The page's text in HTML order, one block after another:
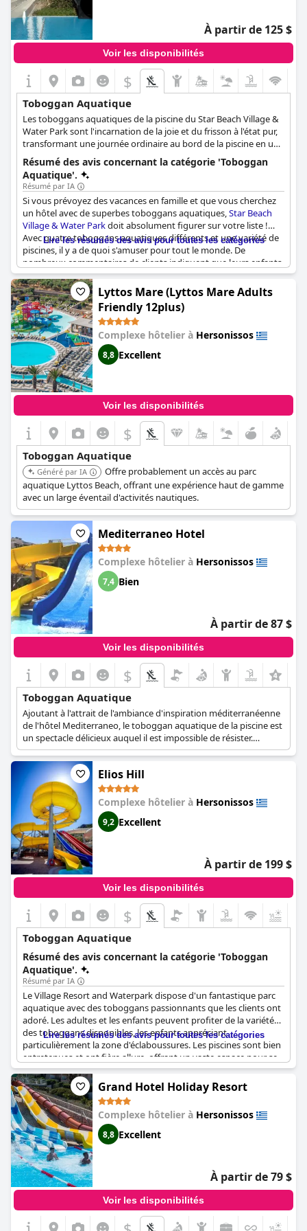
de tous âges. Avec un tel éventail d'activités amusantes, vous ne
voudrez jamais partir. Venez découvrir les toboggans
aquatiques et les installations de premier ordre de ce
magnifique complexe.
À partir de 125 $
Voir les disponibilités
$
Toboggan Aquatique
Les toboggans aquatiques de la piscine du Star Beach Village &
Water Park sont l'incarnation de la joie et du frisson à l'état pur,
transformant une journée ordinaire au bord de la piscine en une
escapade passionnante. Des toboggans à grande vitesse avec
des descentes abruptes qui font battre le cœur aux toboggans
plus doux qui offrent une descente tranquille, il y en a pour tous
les goûts. Le parc dispose également d'un bateau pirate, avec
ses propres toboggans, qui combine l'excitation du jeu
imaginatif avec le frisson de la glissade dans la piscine fraîche et
accueillante. Chaque descente de ces toboggans provoque non
seulement des rires et des cris de joie, mais aussi l'envie de
remonter et de recommencer. Que vous soyez à la recherche
d'une poussée d'adrénaline ou d'une expérience plus douce, les
toboggans aquatiques du Star Beach Village & Water Park vous
promettent une expérience inoubliable.
Résumé des avis concernant la catégorie 'Toboggan
Aquatique'.
Résumé par IA
Si vous prévoyez des vacances en famille et que vous cherchez
un hôtel avec de superbes toboggans aquatiques,Star Beach
Village & Water Parkdoit absolument figurer sur votre liste !
Avec quatre toboggans aquatiques différents et une variété de
piscines, il y a de quoi s'amuser pour tout le monde. De
nombreux commentaires de clients indiquent que leurs enfants
ont adoré les toboggans aquatiques et les parcs d'attractions,
tandis que les parents ont apprécié la multitude d'installations
et d'activités disponibles pour les enfants. Que vous jouiez au
volley-ball aquatique, que vous nagiez dans l'une des
nombreuses piscines ou que vous vous détendiez simplement
sur une chaise longue, le parc aquatique de cet hôtel a tout
pour plaire !
Lire les résumés des avis pour toutes les catégories
Lyttos Mare (Lyttos Mare Adults
Friendly 12plus)
Complexe hôtelier à Hersonissos
8,8 Excellent
Voir les disponibilités
$
Toboggan Aquatique
Généré par IA
Offre probablement un accès au parc
aquatique Lyttos Beach, offrant une expérience haut de gamme
avec un large éventail d'activités nautiques.
Mediterraneo Hotel
Complexe hôtelier à Hersonissos
7,4 Bien
À partir de 87 $
Voir les disponibilités
$
Toboggan Aquatique
Ajoutant à l'attrait de l'ambiance d'inspiration méditerranéenne
de l'hôtel Mediterraneo, le toboggan aquatique de la piscine est
un spectacle délicieux auquel il est impossible de résister.
Composé de deux toboggans distincts, il promet une
expérience exaltante et pleine d'éclaboussures à tous ceux qui
osent s'y aventurer. Le premier toboggan, caractérisé par un
plongeon direct, offre un parcours palpitant jusqu'à la piscine en
contrebas. La descente est éprouvante, et à la fin, les visiteurs
sont accueillis par une éclaboussure rafraîchissante. Le
deuxième toboggan est plus aventureux grâce à son parcours
circulaire. Les passagers peuvent profiter d'un tourbillon, un
voyage virevoltant qui contraste magnifiquement avec la chute
rapide de son homologue, avant d'être projetés dans la piscine
d'aigue-marine vibrante en contrebas. Les deux toboggans
combinent des éléments d'excitation et de relaxation et forment
un mélange parfait qui reflète l'ambiance unique de l'hôtel,
servant de havre de plaisir et de loisir pour tous les esprits en
quête d'amusement.
Elios Hill
Complexe hôtelier à Hersonissos
9,2 Excellent
À partir de 199 $
Voir les disponibilités
$
Toboggan Aquatique
Résumé des avis concernant la catégorie 'Toboggan
Aquatique'.
Résumé par IA
Le Village Resort and Waterpark dispose d'un fantastique parc
aquatique avec des toboggans passionnants que les clients ont
adoré. Les adultes et les enfants peuvent profiter de la variété
des toboggans disponibles, les enfants appréciant
particulièrement la zone d'éclaboussures. Les piscines sont bien
entretenues et ont fière allure, offrant un vaste espace pour se
détendre et s'amuser. Bien qu'il y ait eu quelques inquiétudes
concernant la sécurité, le personnel de l'hôtel ne contrôlant pas
le flux d'enfants, les accidents n'ont pas été fréquents.
Cependant, les clients ont été déçus que les toboggans
aquatiques et la piscine pour enfants ferment assez tôt, à 17
heures. Dans l'ensemble, la piscine de cet hôtel avec son
toboggan aquatique est un point fort du séjour.
Lire les résumés des avis pour toutes les catégories
Grand Hotel Holiday Resort
Complexe hôtelier à Hersonissos
8,8 Excellent
À partir de 79 $
Voir les disponibilités